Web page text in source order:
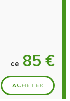
de 85 €
ACHETER